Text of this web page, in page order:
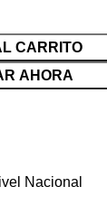
CARRITO
AHORA
Nacional